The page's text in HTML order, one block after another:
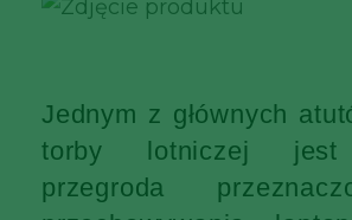
Jednym z głównych
torby lotniczej jest
przegroda